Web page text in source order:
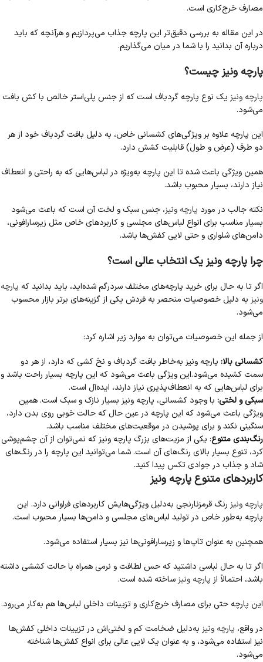
مصارف خرج‌کاری است.
در این مقاله به بررسی دقیق‌تر این پارچه جذاب می‌پردازیم و هرآنچه که باید
درباره آن بدانید را با شما در میان می‌گذاریم.
پارچه ونیز چیست؟
پارچه ونیز یک نوع پارچه گردباف است که از جنس پلی‌استر خالص با کش بافت
می‌شود.
این پارچه علاوه بر ویژگی‌های کشسانی خاص، به دلیل بافت گردباف خود از هر
دو طرف (عرض و طول) قابلیت کشش دارد.
همین ویژگی باعث شده تا این پارچه به‌ویژه در لباس‌هایی که به راحتی و انعطاف
نیاز دارند، بسیار محبوب باشد.
نکته جالب در مورد پارچه ونیز، جنس سبک و لخت آن است که باعث می‌شود
بسیار مناسب برای انواع لباس‌های مجلسی و کاربردهای خاص مثل زیرسارافونی،
دامن‌های شلواری و حتی لایی کفش‌ها باشد.
چرا پارچه ونیز یک انتخاب عالی است؟
اگر تا به حال برای خرید پارچه‌های مختلف سردرگم شده‌اید، باید بدانید که پارچه
ونیز به دلیل خصوصیات منحصر به فردش یکی از گزینه‌های برتر بازار محسوب
می‌شود.
از جمله این خصوصیات می‌توان به موارد زیر اشاره کرد:
کشسانی بالا: پارچه ونیز به‌خاطر بافت گردباف و نخ کشی که دارد، از هر دو
سمت کشیده می‌شود.این ویژگی باعث می‌شود که این پارچه بسیار راحت باشد و
برای لباس‌هایی که به انعطاف‌پذیری نیاز دارند، ایده‌آل است.
سبکی و لختی: با وجود کشسانی، پارچه ونیز بسیار نازک و سبک است. همین
ویژگی باعث می‌شود که این پارچه در عین حال که حالت خوبی روی بدن دارد،
سنگینی نکند و برای پوشیدن در موقعیت‌های مختلف مناسب باشد.
رنگ‌بندی متنوع: یکی از مزیت‌های بزرگ پارچه ونیز که نمی‌توان از آن چشم‌پوشی
کرد، تنوع بسیار بالای رنگ‌های آن است. شما می‌توانید این پارچه را در رنگ‌های
شاد و جذاب در جوادی تکس پیدا کنید.
کاربردهای متنوع پارچه ونیز
پارچه ونیز رنگ قرمزنارنجی به‌دلیل ویژگی‌هایش کاربردهای فراوانی دارد. این
پارچه به‌طور خاص در تولید لباس‌های مجلسی و دامن‌ها بسیار محبوب است.
همچنین به عنوان تاپ‌ها و زیرسارافونی‌ها نیز بسیار استفاده می‌شود.
اگر تا به حال لباسی داشتید که حس لطافت و نرمی همراه با حالت کششی داشته
باشد، احتمالاً از پارچه ونیزساخته شده است.
این پارچه حتی برای مصارف خرج‌کاری و تزیینات داخلی لباس‌ها هم به‌کار می‌رود.
در واقع، پارچه ونیز به‌دلیل ضخامت کم و لختی‌اش در تزیینات داخلی کفش‌ها
نیز استفاده می‌شود، و به عنوان یک لایی عالی برای انواع کفش‌ها شناخته
می‌شود.